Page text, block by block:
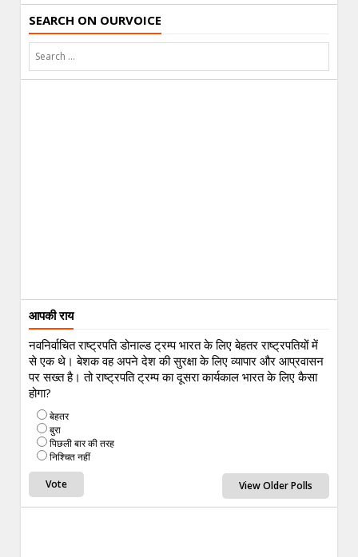
SEARCH ON OURVOICE
आपकी राय
नवनिर्वाचित राष्ट्रपति डोनाल्ड ट्रम्प भारत के लिए बेहतर राष्ट्रपतियों में
से एक थे। बेशक वह अपने देश की सुरक्षा के लिए व्यापार और आप्रवासन
पर सख्त है। तो राष्ट्रपति ट्रम्प का दूसरा कार्यकाल भारत के लिए कैसा
होगा?
बेहतर
बुरा
पिछली बार की तरह
निश्चित नहीं
View Older Polls